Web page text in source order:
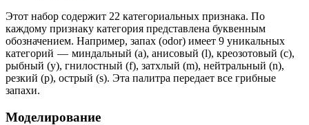
Этот набор содержит 22 категориальных признака. По
каждому признаку категория представлена буквенным
обозначением. Например, запах (odor) имеет 9 уникальных
категорий — миндальный (a), анисовый (l), креозотовый (c),
рыбный (y), гнилостный (f), затхлый (m), нейтральный (n),
резкий (p), острый (s). Эта палитра передает все грибные
запахи.
Моделирование